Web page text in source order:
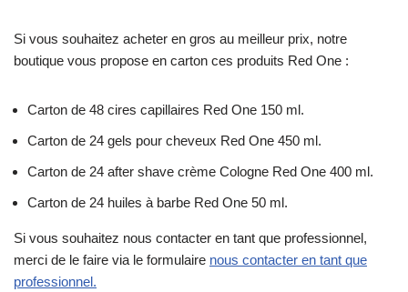
Si vous souhaitez acheter en gros au meilleur prix, notre
boutique vous propose en carton ces produits Red One :
Carton de 48 cires capillaires Red One 150 ml.
Carton de 24 gels pour cheveux Red One 450 ml.
Carton de 24 after shave crème Cologne Red One 400 ml.
Carton de 24 huiles à barbe Red One 50 ml.
Si vous souhaitez nous contacter en tant que professionnel,
merci de le faire via le formulaire nous contacter en tant que
professionnel.